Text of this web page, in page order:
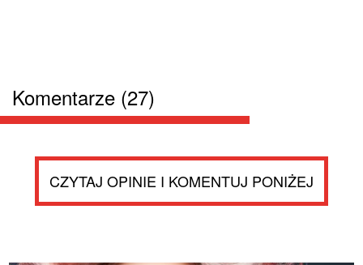
Komentarze (27)
CZYTAJ OPINIE I KOMENTUJ PONIŻEJ